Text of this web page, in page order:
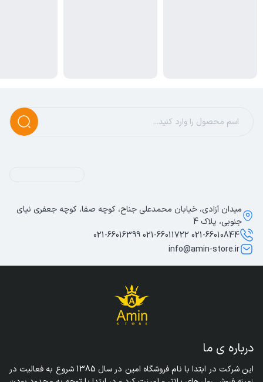
درباره ی ما
میدان آزادی، خیابان محمدعلی جناح، کوچه صفا، کوچه جعفری نیای
جنوبی، پلاک 4
021-66010844 021-66011722 021-66016399
info@amin-store.ir